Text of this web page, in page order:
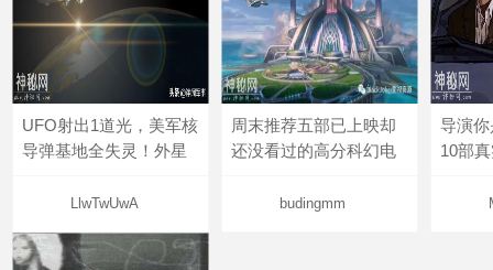
UFO射出1道光，美军核
导弹基地全失灵！外星
LlwTwUwA
周末推荐五部已上映却
还没看过的高分科幻电
budingmm
导演
10部